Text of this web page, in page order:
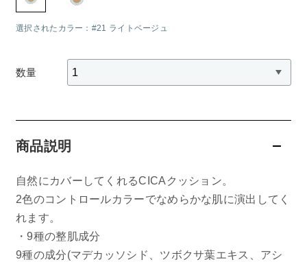
belif
バーチャル工場見学
ヘルプ
ご利用ガイド
よくある質問
選択されたカラー：#21 ライトベージュ
数量
商品説明
自然にカバーしてくれるCICAクッション。
2色のコントロールカラーでなめらかな肌に演出してく
れます。
・9種の整肌成分
9種の成分(マデカッソシド、ツボクサ葉エキス、アシ